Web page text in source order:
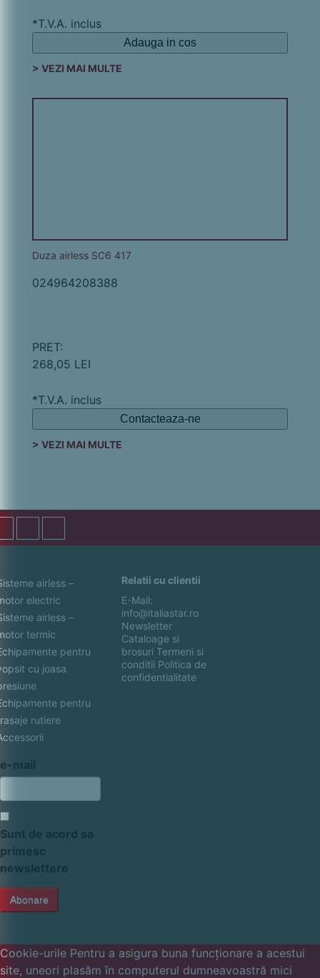
*T.V.A. inclus
Adauga in cos
> VEZI MAI MULTE
Duza airless SC6 417
024964208388
PRET:
268,05 LEI
*T.V.A. inclus
Contacteaza-ne
> VEZI MAI MULTE
airless –
electric
airless –
termic
pentru
cu joasa
pentru
rutiere
e-mail
Sunt de acord sa
primesc
newslettere
Relatii cu clientii
E-Mail:
info@italiastar.ro
Newsletter
Cataloage si
brosuri Termeni si
conditii Politica de
confidentialitate
Cookie-urile Pentru a asigura buna funcționare a acestui
site, uneori plasăm în computerul dumneavoastră mici